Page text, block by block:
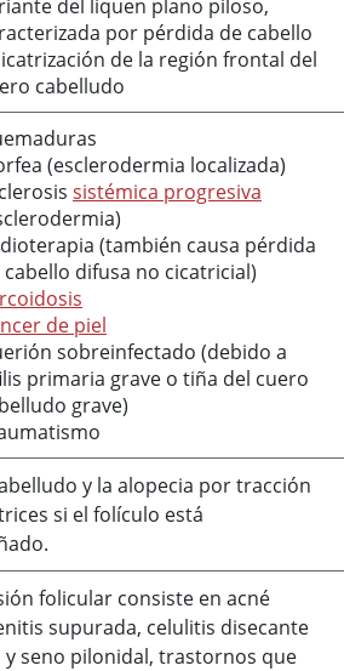
del liquen plano piloso,
por pérdida de cabello
de la región frontal del
cabelludo
(esclerodermia localizada)
sistémica progresiva
(también causa pérdida
cabello difusa no cicatricial)
de piel
sobreinfectado (debido a
primaria grave o tiña del cuero
grave)
y la alopecia por tracción
si el folículo está
folicular consiste en acné
supurada, celulitis disecante
seno pilonidal, trastornos que